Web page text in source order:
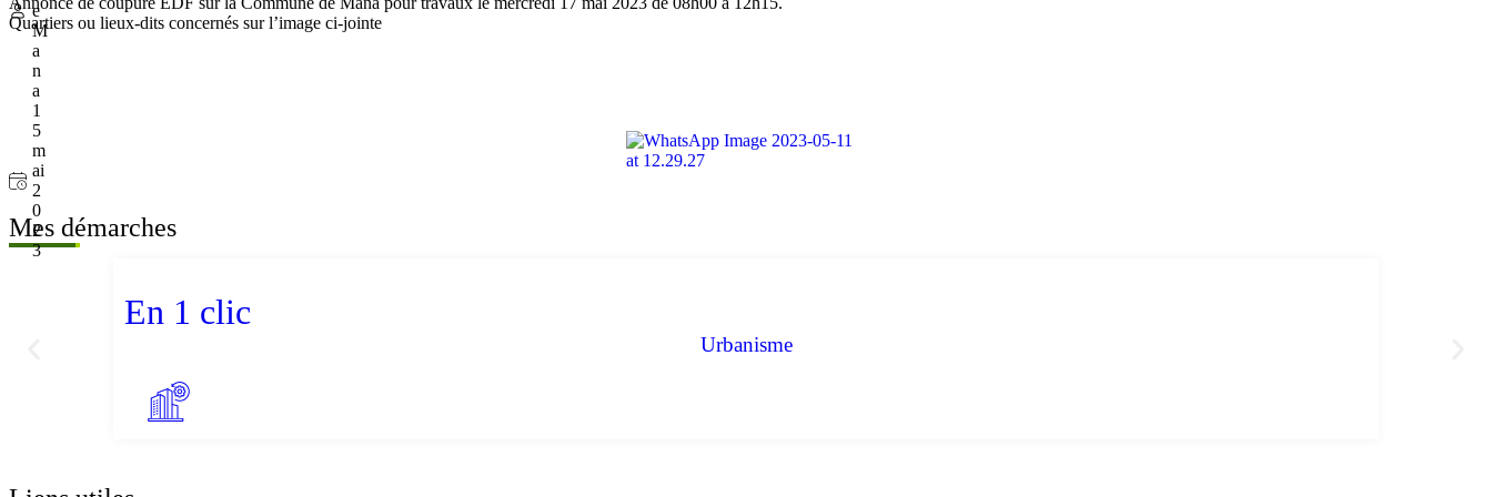
e
M
a
n
a
1
5
m
ai
2
0
2
3
Quartiers ou lieux-dits concernés sur l’image ci-jointe
Mes démarches
En 1 clic
Urbanisme